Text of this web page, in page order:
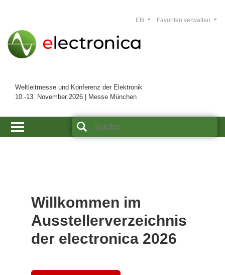
Weltleitmesse und Konferenz der Elektronik
10.-13. November 2026 | Messe München
Favoriten verwalten
EN
Willkommen im
Ausstellerverzeichnis
der electronica 2026